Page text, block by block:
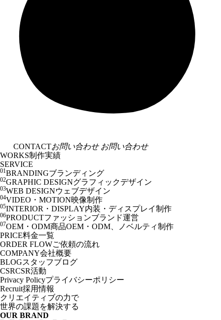
CONTACTお問い合わせ お問い合わせ
WORKS制作実績
SERVICE
01BRANDINGブランディング
02GRAPHIC DESIGNグラフィックデザイン
03WEB DESIGNウェブデザイン
04VIDEO・MOTION映像制作
05INTERIOR・DISPLAY内装・ディスプレイ制作
06PRODUCTファッションブランド運営
07OEM・ODM商品OEM・ODM、ノベルティ制作
PRICE料金一覧
ORDER FLOWご依頼の流れ
COMPANY会社概要
BLOGスタッフブログ
CSRCSR活動
Privacy Policyプライバシーポリシー
Recruit採用情報
クリエイティブの力で
世界の課題を解決する
OUR BRAND